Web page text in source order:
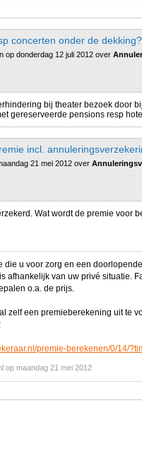
concerten onder de dekking?
op donderdag 12 juli 2012 over
bij theater bezoek door
gereserveerde pensions resp
incl.
21 mei 2012 over
Wat wordt de premie voor
die u voor zorg en een
is afhankelijk van uw privé situatie.
o.a. de prijs.
zelf een premieberekening uit te
premie-berekenen/0/14/
op maandag 21 mei 2012